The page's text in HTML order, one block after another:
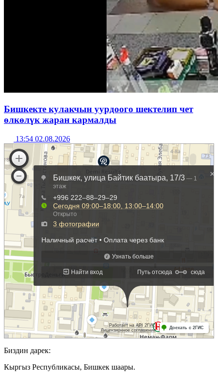
Бишкекте кулакчын уурдоого шектелип чет
өлкөлүк жаран кармалды
13:54 02.08.2026
Биздин дарек:
Кыргыз Республикасы, Бишкек шаары.